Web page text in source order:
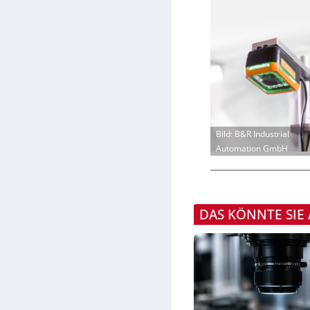
Bild: B&R Industrial
Automation GmbH
DAS KÖNNTE SIE